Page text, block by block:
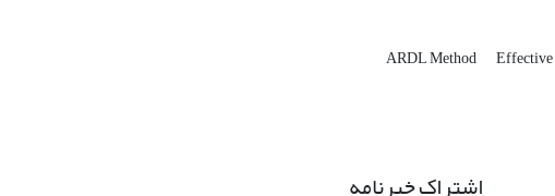
ARDL Method Effective
اشتراک خبرنامه